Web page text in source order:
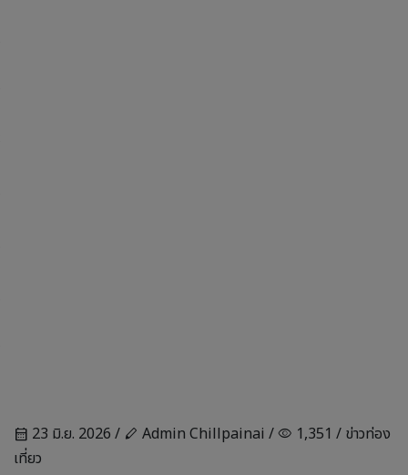
calendar_month 23 มิ.ย. 2026 / stylus Admin Chillpainai / visibility 1,351 / ข่าวท่อง
เที่ยว